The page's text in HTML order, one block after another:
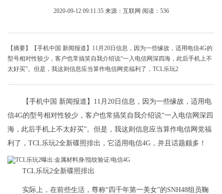
2020-09-12 09:11:35 来源：互联网 阅读：536
【摘要】【手机中国 新闻报道】11月20日信息，因为一些缘故，适用电信4G的
型号相对性较少，客户也常搞笑自我介绍说“一入电信网深四海，此后手机上不
太好买”。但是，我这则信息应当算作电信网党福利了，TCL乐玩2
【手机中国 新闻报道】11月20日信息，因为一些缘故，适用电
信4G的型号相对性较少，客户也常搞笑自我介绍说“一入电信网深四
海，此后手机上不太好买”。但是，我这则信息应当算作电信网党福
利了，TCL乐玩2全新碟照排出，它适用电信4G，并且话题颇多！
TCL乐玩2全新碟照排出
实际上，在前些生活，尊称“四千年第一美女”的SNH48组员鞠